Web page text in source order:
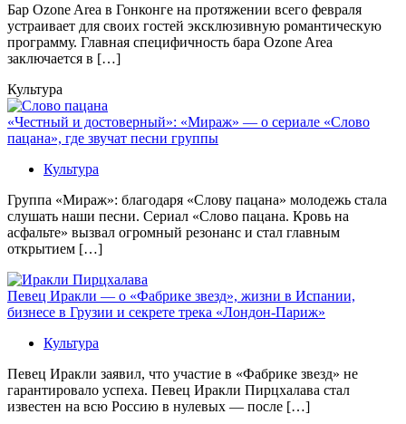
Бaр Ozone Area в Гонконге на протяжении всего февраля
устраивает для своих гостей эксклюзивную романтическую
программу. Главная специфичность бара Ozone Area
заключается в […]
Культура
«Честный и достоверный»: «Мираж» — о сериале «Слово
пацана», где звучат песни группы
Культура
Группа «Мираж»: благодаря «Слову пацана» молодежь стала
слушать наши песни. Сериал «Слово пацана. Кровь на
асфальте» вызвал огромный резонанс и стал главным
открытием […]
Певец Иракли — о «Фабрике звезд», жизни в Испании,
бизнесе в Грузии и секрете трека «Лондон-Париж»
Культура
Певец Иракли заявил, что участие в «Фабрике звезд» не
гарантировало успеха. Певец Иракли Пирцхалава стал
известен на всю Россию в нулевых — после […]